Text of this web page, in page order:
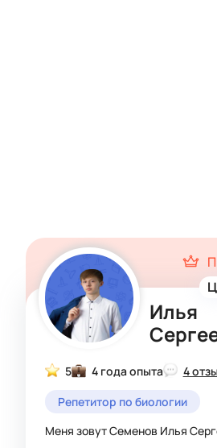
Илья
5 4 года опыта
4
Репетитор по биологии
Меня зовут Семенов Илья